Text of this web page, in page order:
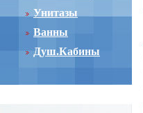
Унитазы
Ванны
Душ.Кабины